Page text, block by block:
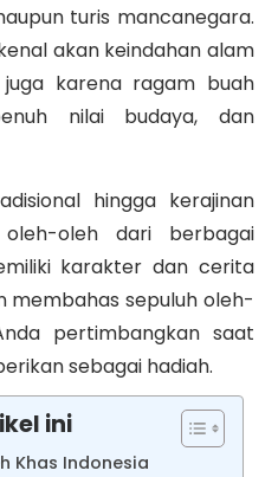
turis mancanegara.
akan keindahan alam
karena ragam buah
nilai budaya, dan
hingga kerajinan
oleh dari berbagai
karakter dan cerita
membahas sepuluh oleh-
pertimbangkan saat
sebagai hadiah.
ini
Khas Indonesia